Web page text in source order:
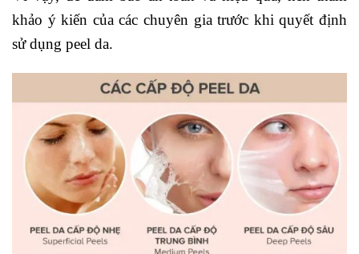
khảo ý kiến của các chuyên gia trước khi quyết định
sử dụng peel da.